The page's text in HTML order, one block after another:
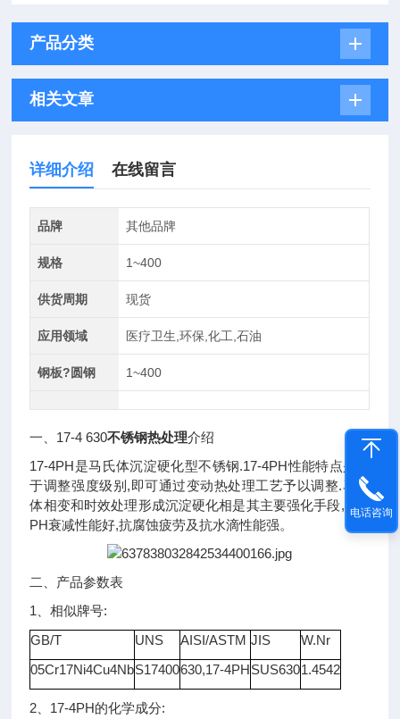
产品分类
相关文章
详细介绍 在线留言
品牌 其他品牌
规格 1~400
供货周期 现货
应用领域 医疗卫生,环保,化工,石油
钢板?圆钢 1~400
一、17-4 630不锈钢热处理介绍
17-4PH是马氏体沉淀硬化型不锈钢.17-4PH性能特点是易
于调整强度级别,即可通过变动热处理工艺予以调整.马氏
体相变和时效处理形成沉淀硬化相是其主要强化手段,17-4
PH衰减性能好,抗腐蚀疲劳及抗水滴性能强。
二、产品参数表
1、相似牌号:
GB/T
UNS AISI/ASTM JIS
W.Nr
05Cr17Ni4Cu4NbS17400630,17-4PHSUS6301.4542
2、17-4PH的化学成分:
电话咨询